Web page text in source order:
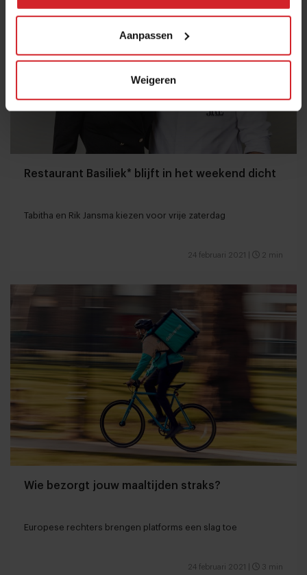
Aanpassen
Weigeren
Restaurant Basiliek* blijft in het weekend dicht
Tabitha en Rik Jansma kiezen voor vrije zaterdag
24 februari 2021 2 min
Wie bezorgt jouw maaltijden straks?
Europese rechters brengen platforms een slag toe
24 februari 2021 3 min